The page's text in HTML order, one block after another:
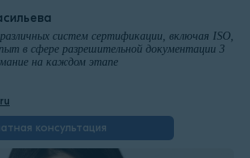
систем сертификации, включая ISO,
в сфере разрешительной документации 3
на каждом этапе
консультация